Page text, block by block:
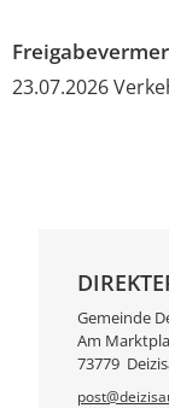
23.07.2026
Gemeinde
Am
73779